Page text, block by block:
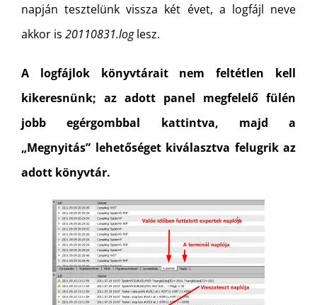
napján tesztelünk vissza két évet, a logfájl neve
akkor is 20110831.loglesz.
A logfájlok könyvtárait nem feltétlen kell
kikeresnünk; az adott panel megfelelő fülén
jobb egérgombbal kattintva, majd a
„Megnyitás” lehetőséget kiválasztva felugrik az
adott könyvtár.